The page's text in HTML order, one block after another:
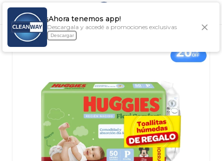
¡Ahora tenemos app!
Descargala y accedé a promociones exclusivas
Descargar
